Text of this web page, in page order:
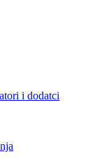
i dodatci